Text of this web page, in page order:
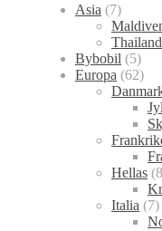
Asia (7)
Thailand
Bybobil (5)
Europa (62)
Hellas
Italia (7)